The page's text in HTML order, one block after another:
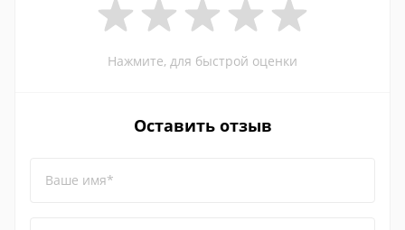
Нажмите, для быстрой оценки
Оставить отзыв
Ваше имя*